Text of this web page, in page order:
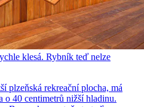
klesá. Rybník teď nelze
plzeňská rekreační plocha, má
o 40 centimetrů nižší hladinu.